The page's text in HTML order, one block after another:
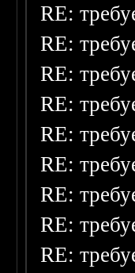
RE:
RE:
RE:
RE:
RE:
RE:
RE:
RE:
RE: